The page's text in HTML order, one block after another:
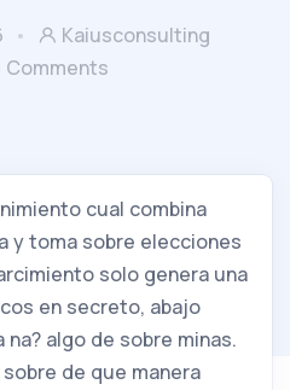
Kaiusconsulting
Comments
cual combina
y toma sobre elecciones
solo genera una
en secreto, abajo
algo de sobre minas.
de que manera